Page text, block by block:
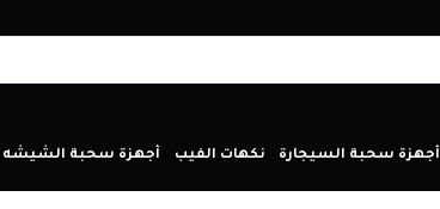
أجهزة سحبة السيجارة نكهات الفيب أجهزة سحبة الشيشه